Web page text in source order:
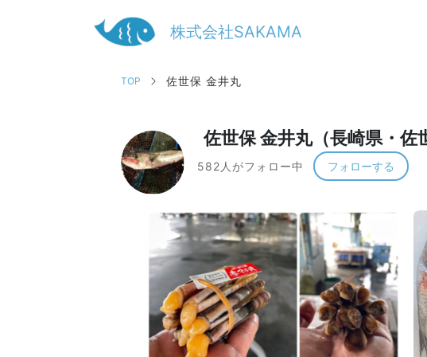
株式会社SAKAMA
TOP 佐世保 金井丸
佐世保 金井丸（長崎県・佐
582人がフォロー中 フォローする